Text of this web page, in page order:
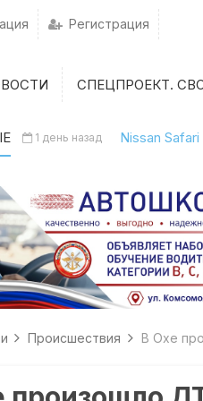
Регистрация
СПЕЦПРОЕКТ.
1 день назад Nissan
Происшествия В Охе